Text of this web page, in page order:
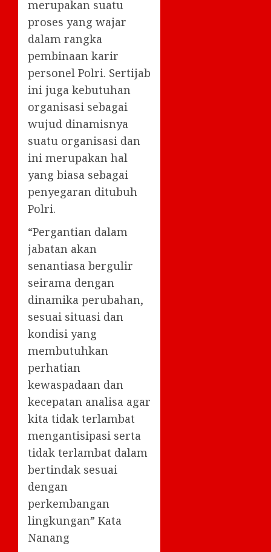
merupakan suatu
proses yang wajar
dalam rangka
pembinaan karir
personel Polri. Sertijab
ini juga kebutuhan
organisasi sebagai
wujud dinamisnya
suatu organisasi dan
ini merupakan hal
yang biasa sebagai
penyegaran ditubuh
Polri.
“Pergantian dalam
jabatan akan
senantiasa bergulir
seirama dengan
dinamika perubahan,
sesuai situasi dan
kondisi yang
membutuhkan
perhatian
kewaspadaan dan
kecepatan analisa agar
kita tidak terlambat
mengantisipasi serta
tidak terlambat dalam
bertindak sesuai
dengan
perkembangan
lingkungan” Kata
Nanang